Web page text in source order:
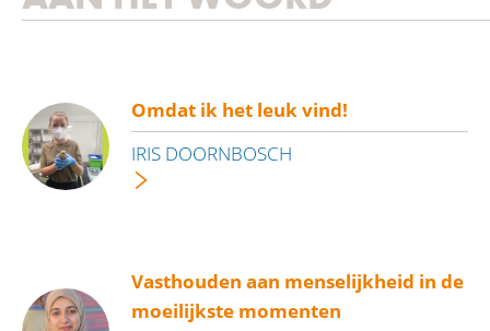
Omdat ik het leuk vind!
IRIS DOORNBOSCH
Vasthouden aan menselijkheid in de
moeilijkste momenten